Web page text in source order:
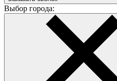
Выбор города: